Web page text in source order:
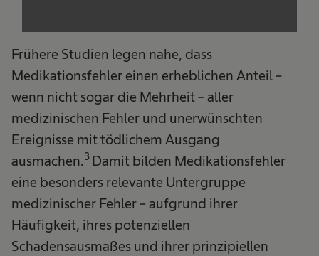
Frühere Studien legen nahe, dass
Medikationsfehler einen erheblichen Anteil –
wenn nicht sogar die Mehrheit – aller
medizinischen Fehler und unerwünschten
Ereignisse mit tödlichem Ausgang
ausmachen.3 Damit bilden Medikationsfehler
eine besonders relevante Untergruppe
medizinischer Fehler – aufgrund ihrer
Häufigkeit, ihres potenziellen
Schadensausmaßes und ihrer prinzipiellen